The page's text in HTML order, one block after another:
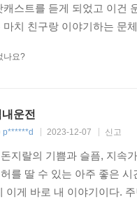
캐스트를 듣게 되었고 이건
마치 친구랑 이야기하는 문
나요?
운전
p******d 2023-12-07 신고
지랄의 기쁨과 슬픔, 지속
를 딸 수 있는 아주 좋은
이게 바로 내 이야기이다.